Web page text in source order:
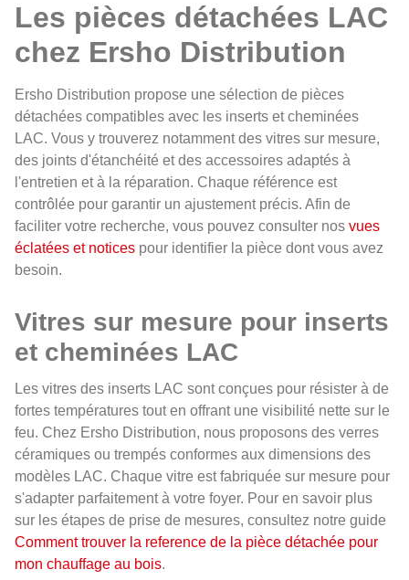
Les pièces détachées LAC
chez Ersho Distribution
Ersho Distribution propose une sélection de pièces
détachées compatibles avec les inserts et cheminées
LAC. Vous y trouverez notamment des vitres sur mesure,
des joints d'étanchéité et des accessoires adaptés à
l'entretien et à la réparation. Chaque référence est
contrôlée pour garantir un ajustement précis. Afin de
faciliter votre recherche, vous pouvez consulter nos vues
éclatées et notices pour identifier la pièce dont vous avez
besoin.
Vitres sur mesure pour inserts
et cheminées LAC
Les vitres des inserts LAC sont conçues pour résister à de
fortes températures tout en offrant une visibilité nette sur le
feu. Chez Ersho Distribution, nous proposons des verres
céramiques ou trempés conformes aux dimensions des
modèles LAC. Chaque vitre est fabriquée sur mesure pour
s'adapter parfaitement à votre foyer. Pour en savoir plus
sur les étapes de prise de mesures, consultez notre guide
Comment trouver la reference de la pièce détachée pour
mon chauffage au bois.